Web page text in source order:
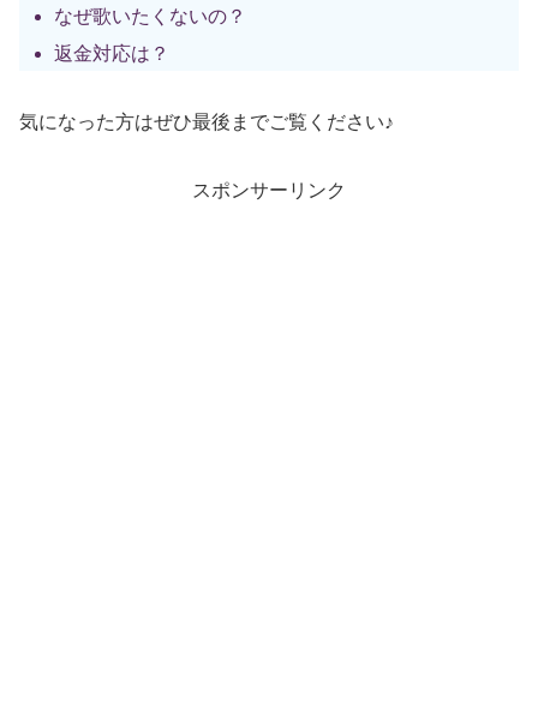
なぜ歌いたくないの？
返金対応は？
気になった方はぜひ最後までご覧ください♪
スポンサーリンク